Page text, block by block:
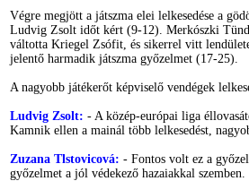
Végre megjött a játszma elei lelkesedése a
Ludvig Zsolt időt kért (9-12). Merkószki
váltotta Kriegel Zsófit, és sikerrel vitt
jelentő harmadik játszma győzelmet (17-25).
A nagyobb játékerőt képviselő vendégek
Ludvig Zsolt: - A közép-európai liga
Kamnik ellen a mainál több lelkesedést,
Zuzana Tlstovicová: - Fontos volt ez a
győzelmet a jól védekező hazaiakkal szemben.